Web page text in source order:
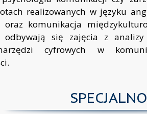
realizowanych w języku
oraz komunikacja
się zajęcia z
cyfrowych w